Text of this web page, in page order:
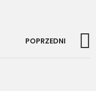
POPRZEDNI